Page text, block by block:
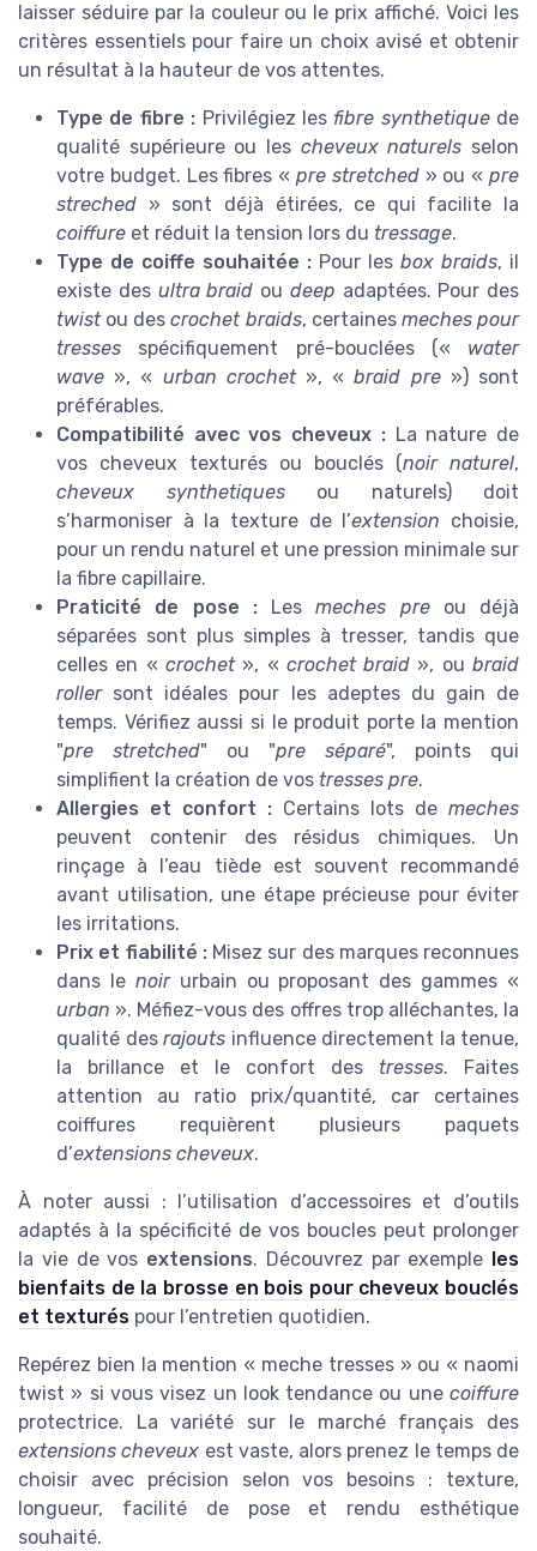
laisser séduire par la couleur ou le prix affiché. Voici les
critères essentiels pour faire un choix avisé et obtenir
un résultat à la hauteur de vos attentes.
Type de fibre : Privilégiez les fibre synthetiquede
qualité supérieure ou les cheveux naturels selon
votre budget. Les fibres « pre stretched» ou «pre
streched » sont déjà étirées, ce qui facilite la
coiffure et réduit la tension lors du tressage.
Type de coiffe souhaitée : Pour les box braids, il
existe des ultra braid ou deep adaptées. Pour des
twistou descrochet braids, certaines meches pour
tresses spécifiquement pré-bouclées (« water
wave », « urban crochet», «braid pre») sont
préférables.
Compatibilité avec vos cheveux :La nature de
vos cheveux texturés ou bouclés (noir naturel,
cheveux synthetiquesou naturels) doit
s’harmoniser à la texture de l’extension choisie,
pour un rendu naturel et une pression minimale sur
la fibre capillaire.
Praticité de pose :Lesmeches preou déjà
séparées sont plus simples à tresser, tandis que
celles en « crochet», « crochet braid », oubraid
rollersont idéales pour les adeptes du gain de
temps. Vérifiez aussi si le produit porte la mention
"pre stretched" ou "pre séparé", points qui
simplifient la création de vos tresses pre.
Allergies et confort : Certains lots de meches
peuvent contenir des résidus chimiques. Un
rinçage à l’eau tiède est souvent recommandé
avant utilisation, une étape précieuse pour éviter
les irritations.
Prix et fiabilité :Misez sur des marques reconnues
dans le noirurbain ou proposant des gammes «
urban ». Méfiez-vous des offres trop alléchantes, la
qualité des rajouts influence directement la tenue,
la brillance et le confort des tresses. Faites
attention au ratio prix/quantité, car certaines
coiffures requièrent plusieurs paquets
d’extensions cheveux.
À noter aussi : l’utilisation d’accessoires et d’outils
adaptés à la spécificité de vos boucles peut prolonger
la vie de vos extensions. Découvrez par exemple
les
bienfaits de la brosse en bois pour cheveux bouclés
et texturés pour l’entretien quotidien.
Repérez bien la mention « meche tresses » ou « naomi
twist » si vous visez un look tendance ou une coiffure
protectrice. La variété sur le marché français des
extensions cheveux est vaste, alors prenez le temps de
choisir avec précision selon vos besoins : texture,
longueur, facilité de pose et rendu esthétique
souhaité.